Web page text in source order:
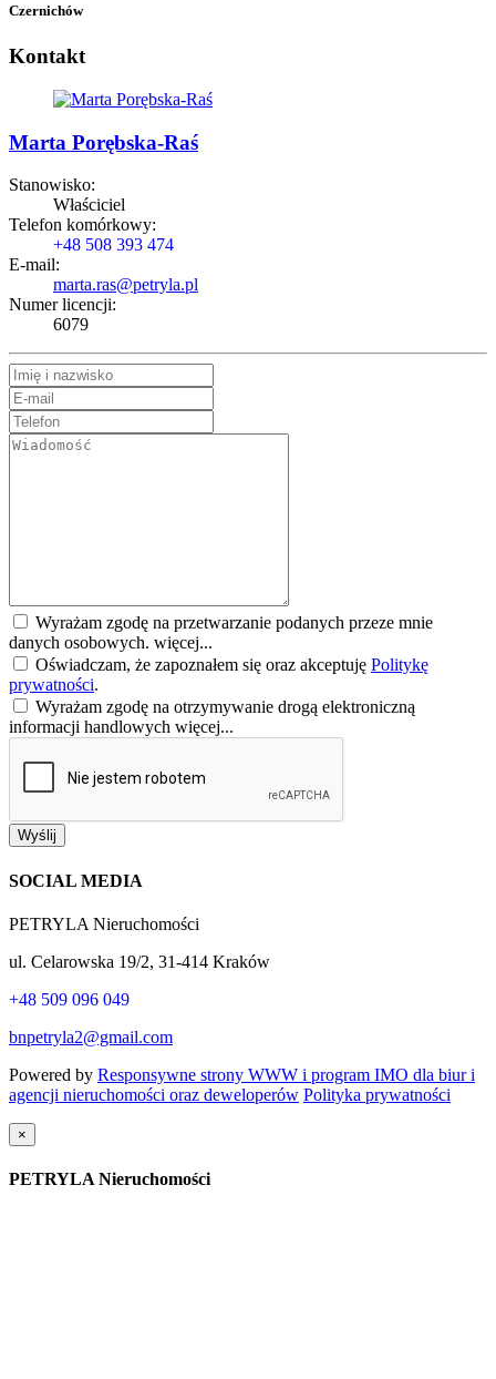
Czernichów
Kontakt
Marta Porębska-Raś
Stanowisko:
Właściciel
Telefon komórkowy:
+48 508 393 474
E-mail:
marta.ras@petryla.pl
Numer licencji:
6079
Wyrażam zgodę na przetwarzanie podanych przeze mnie
danych osobowych. więcej...
Oświadczam, że zapoznałem się oraz akceptuję Politykę
prywatności.
Wyrażam zgodę na otrzymywanie drogą elektroniczną
informacji handlowych więcej...
Wyślij
SOCIAL MEDIA
PETRYLA Nieruchomości
ul. Celarowska 19/2, 31-414 Kraków
+48 509 096 049
bnpetryla2@gmail.com
Powered by Responsywne strony WWW i program IMO dla biur i
agencji nieruchomości oraz deweloperów Polityka prywatności
×
PETRYLA Nieruchomości